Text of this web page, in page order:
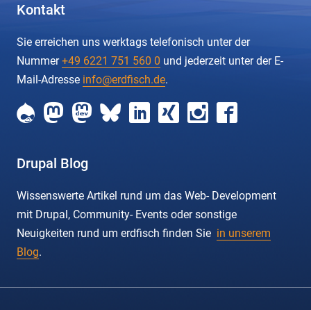
Kontakt
Sie erreichen uns werktags telefonisch unter der
Nummer+49 6221 751 560 0 und jederzeit unter der E-
Mail-Adresse info@erdfisch.de.
erdfisch
on
erdfisch
on
erdfisch
on
erdfisch
on
erdfisch
on
erdfisch
on
erdfisch
on
Drupal Blog
Wissenswerte Artikel rund um das Web- Development
mit Drupal, Community- Events oder sonstige
Neuigkeiten rund um erdfisch finden Sie in unserem
Blog.